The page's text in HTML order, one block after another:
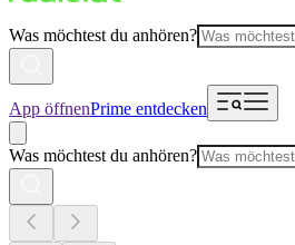
Was möchtest du anhören?
App öffnenPrime entdecken
Was möchtest du anhören?